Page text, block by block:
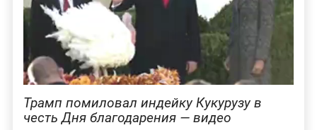
Трамп помиловал индейку Кукурузу в
честь Дня благодарения — видео